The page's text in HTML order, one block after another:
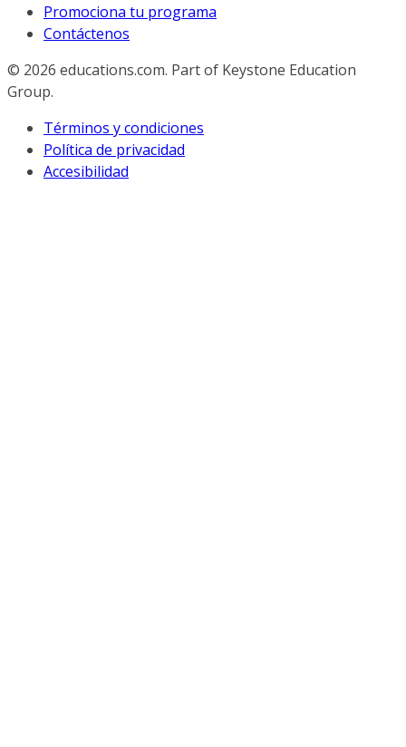
Promociona tu programa
Contáctenos
© 2026 educations.com. Part of Keystone Education
Group.
Términos y condiciones
Política de privacidad
Accesibilidad